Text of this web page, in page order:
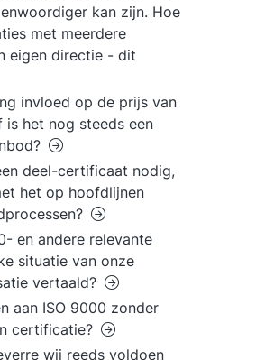
kan zijn. Hoe
met meerdere
eigen directie - dit
invloed op de prijs van
het nog steeds een
deel-certificaat nodig,
het op hoofdlijnen
en andere relevante
situatie van onze
vertaald?
aan ISO 9000 zonder
certificatie?
wij reeds voldoen